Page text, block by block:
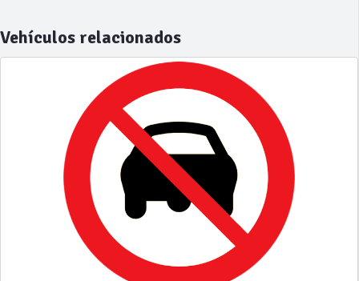
Vehículos relacionados